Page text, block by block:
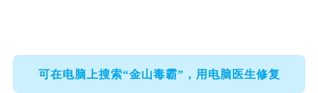
可在电脑上搜索“金山毒霸”，用电脑医生修复